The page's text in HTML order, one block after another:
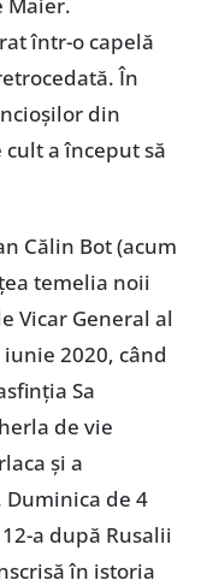
într-o capelă
În
din
cult a început să
Călin Bot (acum
temelia noii
Vicar General al
2020, când
Sa
de vie
și a
de 4
a după Rusalii
în istoria